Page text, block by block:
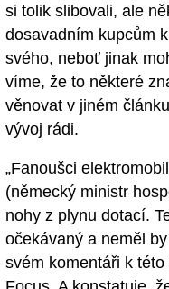
si tolik slibovali, ale
dosavadním kupcům
svého, neboť jinak
víme, že to některé
věnovat v jiném
vývoj rádi.
„Fanoušci
(německý ministr
nohy z plynu dotací.
očekávaný a neměl
svém komentáři k